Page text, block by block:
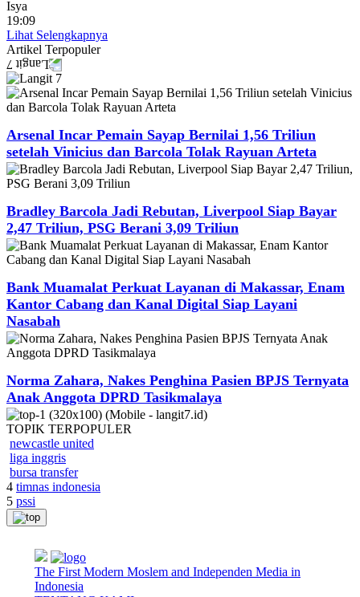
Isya
19:09
Lihat Selengkapnya
Artikel Terpopuler
Arsenal Incar Pemain Sayap Bernilai 1,56 Triliun
setelah Vinicius dan Barcola Tolak Rayuan Arteta
Bradley Barcola Jadi Rebutan, Liverpool Siap Bayar
2,47 Triliun, PSG Berani 3,09 Triliun
Bank Muamalat Perkuat Layanan di Makassar, Enam
Kantor Cabang dan Kanal Digital Siap Layani
Nasabah
Norma Zahara, Nakes Penghina Pasien BPJS Ternyata
Anak Anggota DPRD Tasikmalaya
TOPIK TERPOPULER
newcastle united
liga inggris
bursa transfer
4 timnas indonesia
5 pssi
The First Modern Moslem and Independen Media in
Indonesia